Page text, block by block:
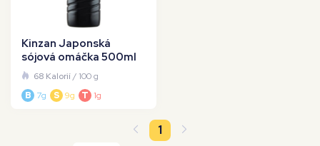
Kinzan Japonská
sójová omáčka 500ml
68 Kalorií/ 100 g
B 7g S 9g T 1g
1